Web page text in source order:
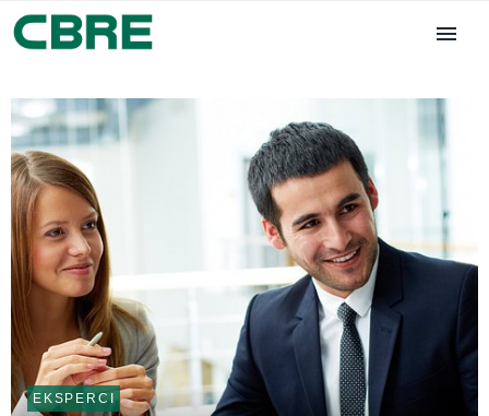
EKSPERCI